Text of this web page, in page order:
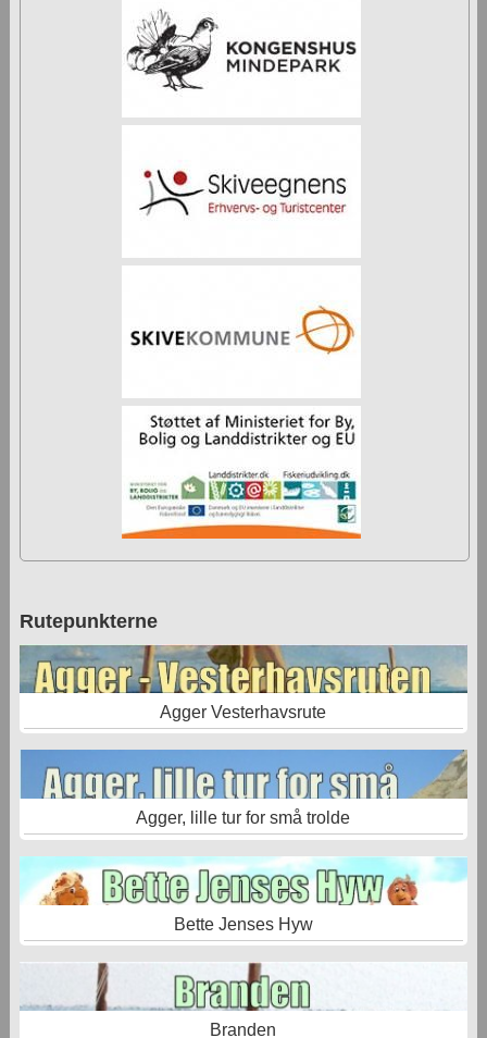
Rutepunkterne
Agger Vesterhavsrute
Agger, lille tur for små trolde
Bette Jenses Hyw
Branden